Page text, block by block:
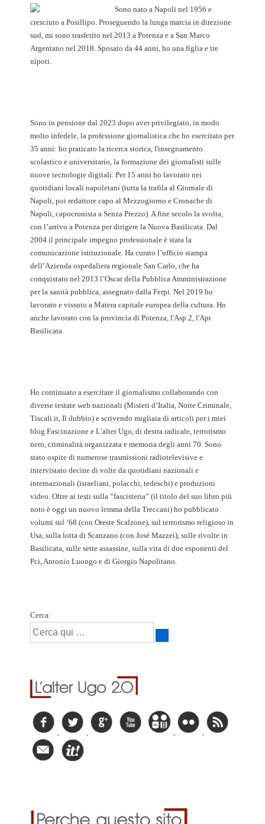
Sono nato a Napoli nel 1956 e
cresciuto a Posillipo. Proseguendo la lunga marcia in direzione
sud, mi sono trasferito nel 2013 a Potenza e a San Marco
Argentano nel 2018. Sposato da 44 anni, ho una figlia e tre
nipoti.
Sono in pensione dal 2023 dopo aver privilegiato, in modo
molto infedele, la professione giornalistica che ho esercitato per
35 anni: ho praticato la ricerca storica, l'insegnamento
scolastico e universitario, la formazione dei giornalisti sulle
nuove tecnologie digitali. Per 15 anni ho lavorato nei
quotidiani locali napoletani (tutta la trafila al Giornale di
Napoli, poi redattore capo al Mezzogiorno e Cronache di
Napoli, capocronista a Senza Prezzo). A fine secolo la svolta,
con l’arrivo a Potenza per dirigere la Nuova Basilicata. Dal
2004 il principale impegno professionale è stata la
comunicazione istituzionale. Ha curato l’ufficio stampa
dell’Azienda ospedaliera regionale San Carlo, che ha
conquistato nel 2013 l’Oscar della Pubblica Amministrazione
per la sanità pubblica, assegnato dalla Ferpi. Nel 2019 ho
lavorato e vissuto a Matera capitale europea della cultura. Ho
anche lavorato con la provincia di Potenza, l'Asp 2, l'Apt
Basilicata.
Ho continuato a esercitare il giornalismo collaborando con
diverse testate web nazionali (Misteri d’Italia, Notte Criminale,
Tiscali.it, Il dubbio) e scrivendo migliaia di articoli per i miei
blog Fascinazione e L’alter Ugo, di destra radicale, terrorismo
nero, criminalità organizzata e memoria degli anni 70. Sono
stato ospite di numerose trasmissioni radiotelevisive e
intervistato decine di volte da quotidiani nazionali e
internazionali (israeliani, polacchi, tedeschi) e produzioni
video. Oltre ai testi sulla “fascisteria” (il titolo del suo libro più
noto è oggi un nuovo lemma della Treccani) ho pubblicato
volumi sul ‘68 (con Oreste Scalzone), sul terrorismo religioso in
Usa, sulla lotta di Scanzano (con José Mazzei), sulle rivolte in
Basilicata, sulle sette assassine, sulla vita di due esponenti del
Pci, Antonio Luongo e di Giorgio Napolitano.
Cerca: